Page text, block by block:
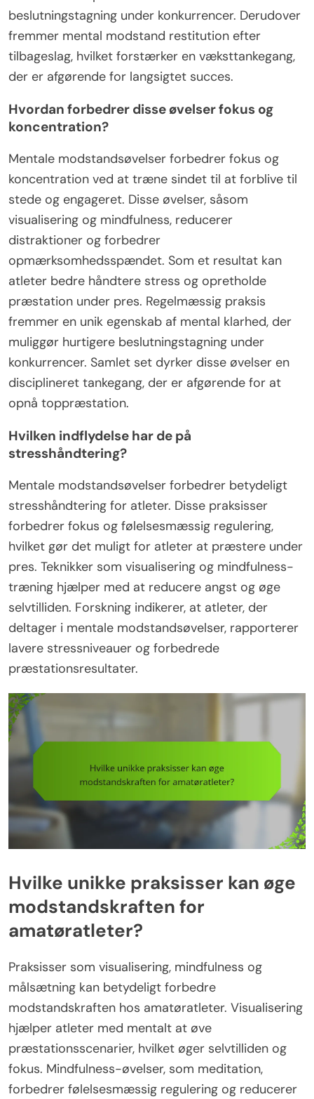
beslutningstagning under konkurrencer. Derudover
fremmer mental modstand restitution efter
tilbageslag, hvilket forstærker en væksttankegang,
der er afgørende for langsigtet succes.
Hvordan forbedrer disse øvelser fokus og
koncentration?
Mentale modstandsøvelser forbedrer fokus og
koncentration ved at træne sindet til at forblive til
stede og engageret. Disse øvelser, såsom
visualisering og mindfulness, reducerer
distraktioner og forbedrer
opmærksomhedsspændet. Som et resultat kan
atleter bedre håndtere stress og opretholde
præstation under pres. Regelmæssig praksis
fremmer en unik egenskab af mental klarhed, der
muliggør hurtigere beslutningstagning under
konkurrencer. Samlet set dyrker disse øvelser en
disciplineret tankegang, der er afgørende for at
opnå toppræstation.
Hvilken indflydelse har de på
stresshåndtering?
Mentale modstandsøvelser forbedrer betydeligt
stresshåndtering for atleter. Disse praksisser
forbedrer fokus og følelsesmæssig regulering,
hvilket gør det muligt for atleter at præstere under
pres. Teknikker som visualisering og mindfulness-
træning hjælper med at reducere angst og øge
selvtilliden. Forskning indikerer, at atleter, der
deltager i mentale modstandsøvelser, rapporterer
lavere stressniveauer og forbedrede
præstationsresultater.
Hvilke unikke praksisser kan øge
modstandskraften for
amatøratleter?
Praksisser som visualisering, mindfulness og
målsætning kan betydeligt forbedre
modstandskraften hos amatøratleter. Visualisering
hjælper atleter med mentalt at øve
præstationsscenarier, hvilket øger selvtilliden og
fokus. Mindfulness-øvelser, som meditation,
forbedrer følelsesmæssig regulering og reducerer